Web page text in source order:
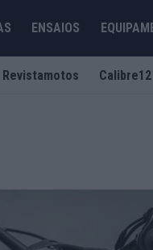
ENSAIOS
Revistamotos Calibre12